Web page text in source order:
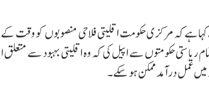
کہا ہے کہ مرکزی حکومت اقلیتی فلاحی منصوبوں کو وقت
حکومتوں سے اپیل کی کہ وہ اقلیتی بہبود سے متعلق
میں عمل درآمد ممکن ہو سکے۔